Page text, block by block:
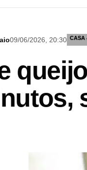
09/06/2026, 20:30 CASA